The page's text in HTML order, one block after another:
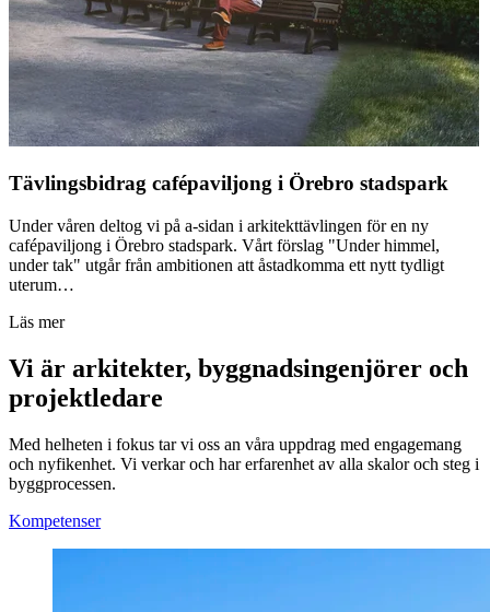
Tävlingsbidrag cafépaviljong i Örebro stadspark
Under våren deltog vi på a-sidan i arkitekttävlingen för en ny
cafépaviljong i Örebro stadspark. Vårt förslag "Under himmel,
under tak" utgår från ambitionen att åstadkomma ett nytt tydligt
uterum…
Läs mer
Vi är arkitekter, byggnadsingenjörer och
projektledare
Med helheten i fokus tar vi oss an våra uppdrag med engagemang
och nyfikenhet. Vi verkar och har erfarenhet av alla skalor och steg i
byggprocessen.
Kompetenser